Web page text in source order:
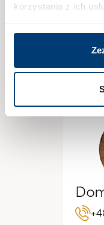
korzystania z ich
Zadzwoń, a
Cię przez
indywidualną
potrzeb